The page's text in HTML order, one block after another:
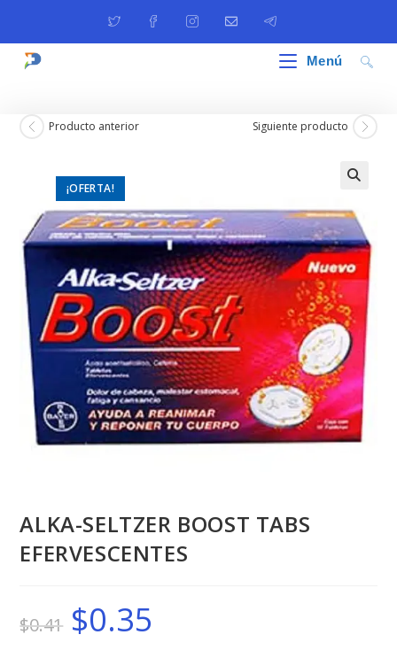
Menú
¡OFERTA!
Producto anterior Siguiente producto
ALKA-SELTZER BOOST TABS
EFERVESCENTES
$0.41
El
precio
original
$0.35